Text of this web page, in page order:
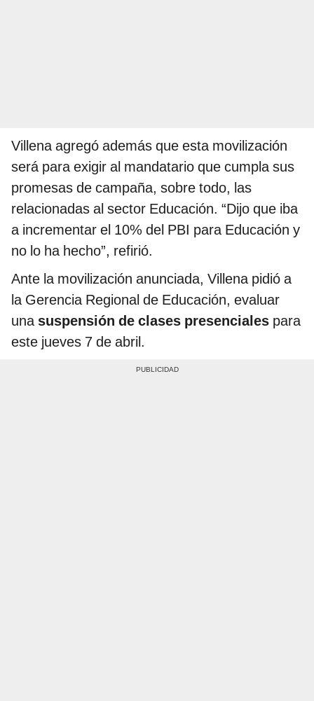
Villena agregó además que esta movilización
será para exigir al mandatario que cumpla sus
promesas de campaña, sobre todo, las
relacionadas al sector Educación. “Dijo que iba
a incrementar el 10% del PBI para Educación y
no lo ha hecho”, refirió.
Ante la movilización anunciada, Villena pidió a
la Gerencia Regional de Educación, evaluar
una suspensión de clases presenciales para
este jueves 7 de abril.